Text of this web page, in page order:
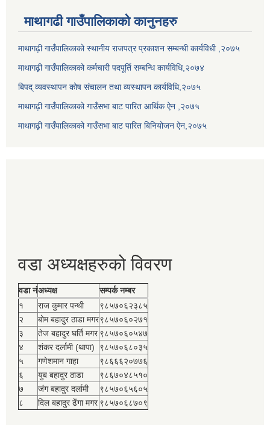
माथागढी गाउँपालिकाको कानुनहरु
माथागढ़ी गाउँपालिकाको स्थानीय राजपत्र प्रकाशन सम्बन्धी कार्यविधी ,२०७५
माथागढ़ी गाउँपालिकाको कर्मचारी पदपूर्ति सम्बन्धि कार्यविधि,२०७४
बिपद् व्यवस्थापन कोष संचालन तथा व्यस्थापन कार्यविधि,२०७५
माथागढ़ी गाउँपालिकाको गाउँसभा बाट पारित आर्थिक ऐन ,२०७५
माथागढ़ी गाउँपालिकाको गाउँसभा बाट पारित बिनियोजन ऐन,२०७५
वडा अध्यक्षहरुको विवरण
वडा नंअध्यक्ष
सम्पर्क नम्बर
१
राज कुमार पन्थी
९८५७०६२३८५
२
बोम बहादुर ठाडा मगर९८५७०६०२७१
३
तेज बहादुर घर्ति मगर ९८५७०६०५४७
४
शंकर दर्लामी (थापा)
९८५७०६८०३५
५
गणेशमान गाहा
९८६६६२०७७६
६
युब बहादुर ठाडा
९८६७०४८५१०
७
जंग बहादुर दर्लामी
९८५७०६५६०५
८
दिल बहादुर ढेंगा मगर ९८५७०६८७०९